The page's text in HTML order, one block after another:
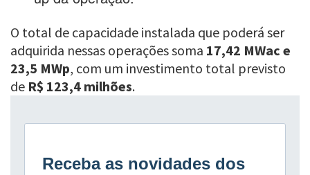
O total de capacidade instalada que poderá ser
adquirida nessas operações soma 17,42 MWac e
23,5 MWp, com um investimento total previsto
de R$ 123,4 milhões.